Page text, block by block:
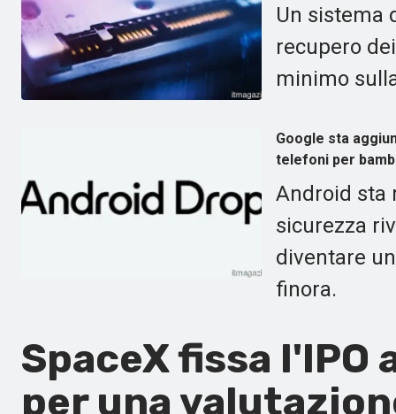
Un sistema
recupero
minimo
Google sta
telefoni per
Android sta
sicurezza
diventare
finora.
SpaceX fissa l'IPO
per una